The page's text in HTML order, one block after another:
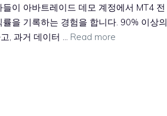
이 아바트레이드 데모 계정에서 MT4 전
을 기록하는 경험을 합니다. 90% 이상의
, 과거 데이터 … Read more